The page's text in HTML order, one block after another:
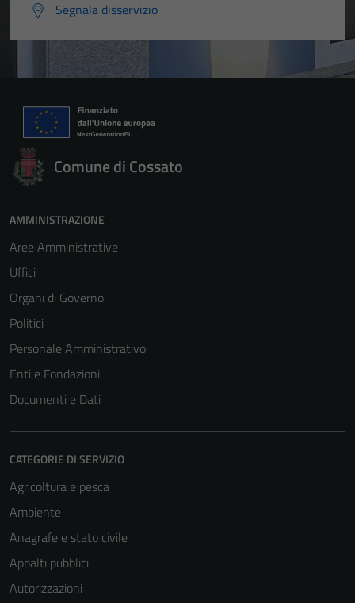
Segnala disservizio
Comune di Cossato
AMMINISTRAZIONE
Aree Amministrative
Uffici
Organi di Governo
Politici
Personale Amministrativo
Enti e Fondazioni
Documenti e Dati
CATEGORIE DI SERVIZIO
Agricoltura e pesca
Ambiente
Anagrafe e stato civile
Appalti pubblici
Autorizzazioni